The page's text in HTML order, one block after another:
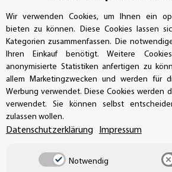
Bestellungen/Support: +49
Buchhaltung: +49 (0)39-
UNSER AFFILIATE-
Wir verwenden Cookies, um Ihnen ein
bieten zu können. Diese Cookies lassen
Kategorien zusammenfassen. Die
Ihren Einkauf benötigt. Weitere
anonymisierte Statistiken anfertigen zu
allem Marketingzwecken und werden für
Werbung verwendet. Diese Cookies werden
verwendet. Sie können selbst
zulassen wollen.
Datenschutzerklärung Impressum
Notwendig